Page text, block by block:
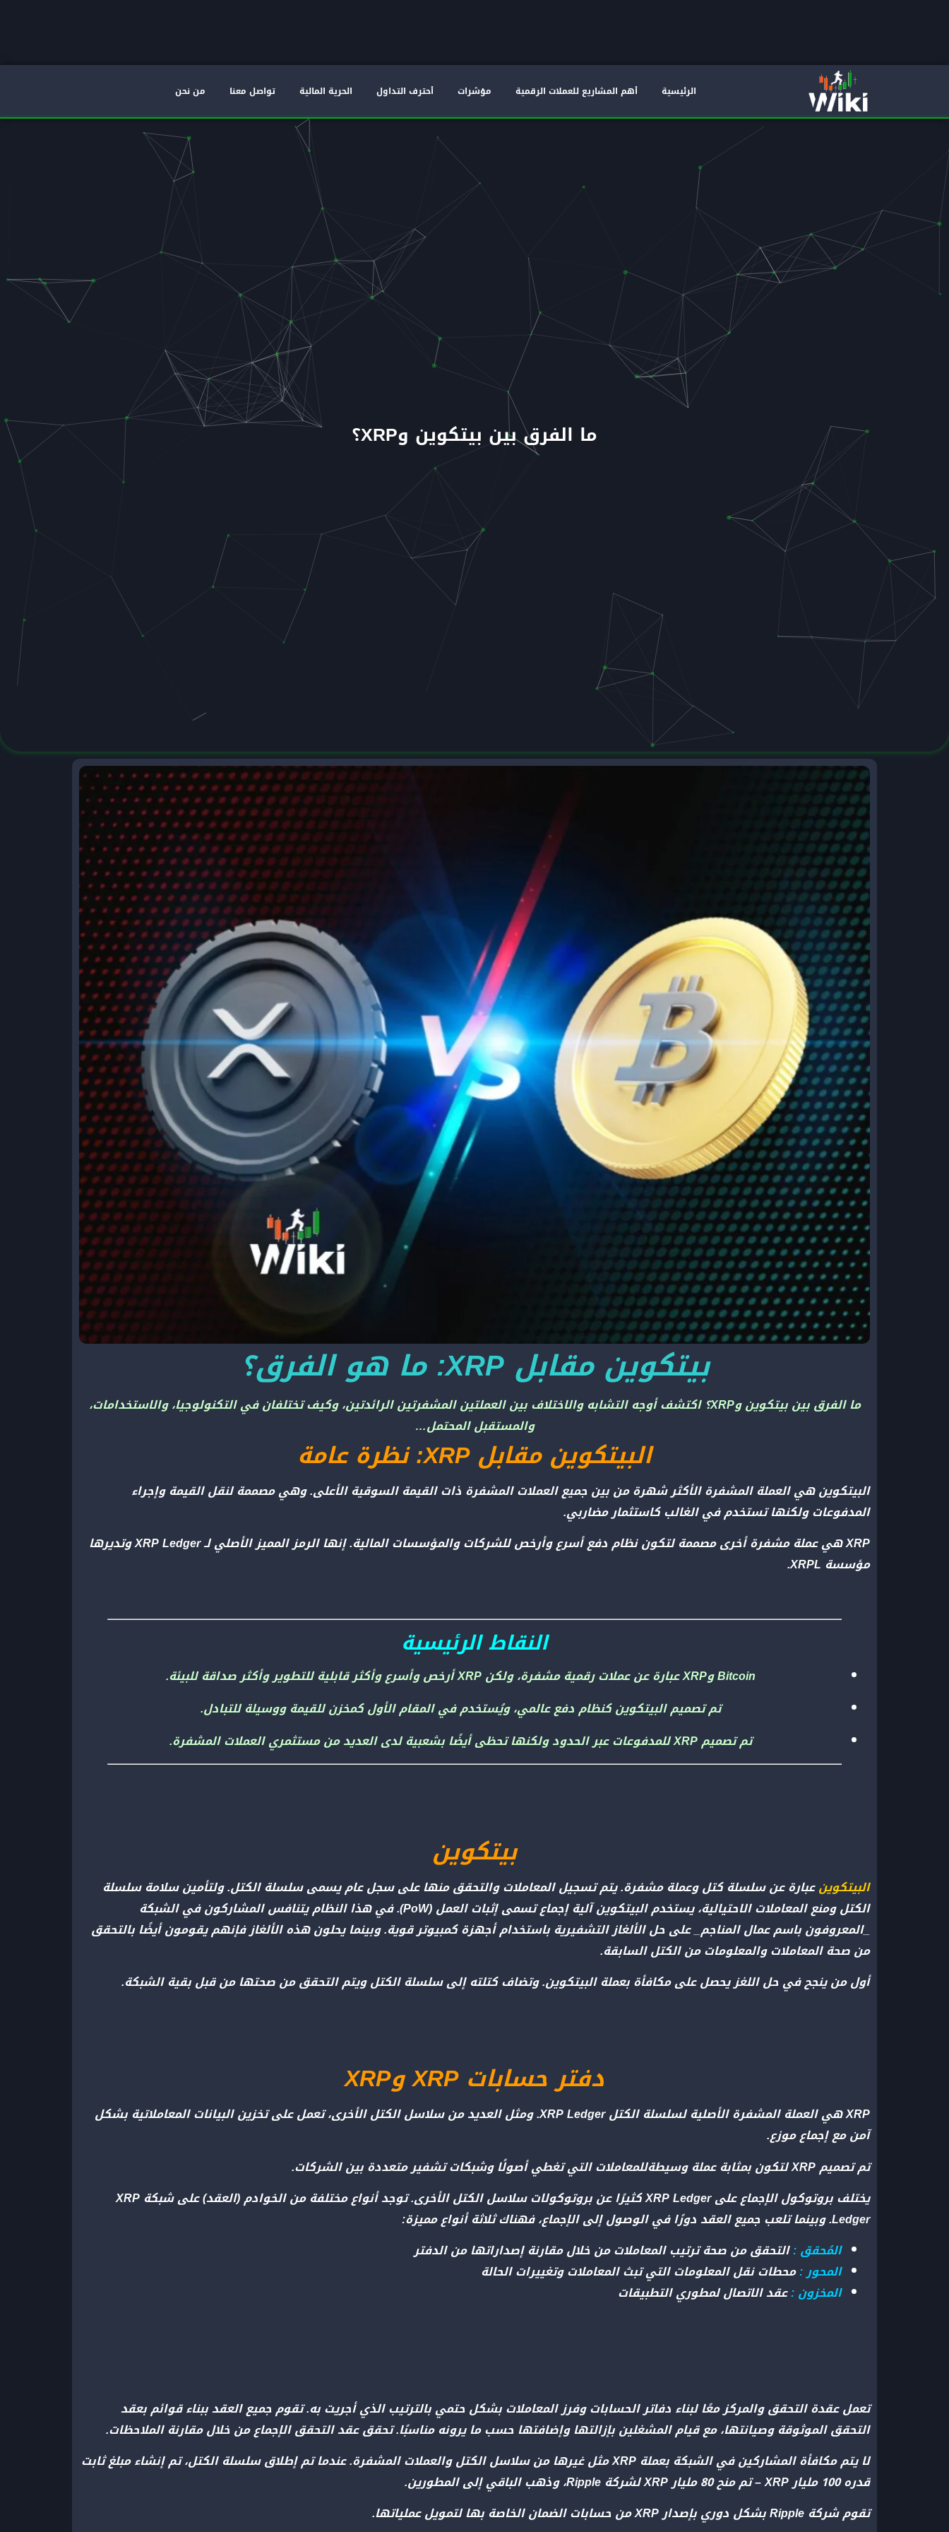
الرئيسية أهم المشاريع للعملات الرقمية مؤشرات أحترف التداول الحرية المالية تواصل معنا من نحن
ما الفرق بين بيتكوين وXRP؟
بيتكوين مقابل XRP: ما هو الفرق؟
ما الفرق بين بيتكوين وXRP؟ اكتشف أوجه التشابه والاختلاف بين العملتين المشفرتين الرائدتين، وكيف تختلفان في التكنولوجيا، والاستخدامات،
والمستقبل المحتمل…
البيتكوين مقابل XRP: نظرة عامة
البيتكوين هي العملة المشفرة الأكثر شهرة من بين جميع العملات المشفرة ذات القيمة السوقية الأعلى. وهي مصممة لنقل القيمة وإجراء
المدفوعات ولكنها تستخدم في الغالب كاستثمار مضاربي.
XRP هي عملة مشفرة أخرى مصممة لتكون نظام دفع أسرع وأرخص للشركات والمؤسسات المالية. إنها الرمز المميز الأصلي لـ XRP Ledger وتديرها
مؤسسة XRPL.
النقاط الرئيسية
Bitcoin وXRP عبارة عن عملات رقمية مشفرة، ولكن XRP أرخص وأسرع وأكثر قابلية للتطوير وأكثر صداقة للبيئة.
تم تصميم البيتكوين كنظام دفع عالمي، ويُستخدم في المقام الأول كمخزن للقيمة ووسيلة للتبادل.
تم تصميم XRP للمدفوعات عبر الحدود ولكنها تحظى أيضًا بشعبية لدى العديد من مستثمري العملات المشفرة.
بيتكوين
البيتكوينعبارة عن سلسلة كتل وعملة مشفرة. يتم تسجيل المعاملات والتحقق منها على سجل عام يسمى سلسلة الكتل. ولتأمين سلامة سلسلة
الكتل ومنع المعاملات الاحتيالية، يستخدم البيتكوين آلية إجماع تسمى إثبات العمل (PoW). في هذا النظام يتنافس المشاركون في الشبكة
_المعروفون باسم عمال المناجم_ على حل الألغاز التشفيرية باستخدام أجهزة كمبيوتر قوية. وبينما يحلون هذه الألغاز فإنهم يقومون أيضًا بالتحقق
من صحة المعاملات والمعلومات من الكتل السابقة.
أول من ينجح في حل اللغز يحصل على مكافأة بعملة البيتكوين. وتضاف كتلته إلى سلسلة الكتل ويتم التحقق من صحتها من قبل بقية الشبكة.
دفتر حسابات XRP وXRP
XRP هي العملة المشفرة الأصلية لسلسلة الكتل XRP Ledger. ومثل العديد من سلاسل الكتل الأخرى، تعمل على تخزين البيانات المعاملاتية بشكل
آمن مع إجماع موزع.
تم تصميم XRP لتكون بمثابة عملة وسيطةللمعاملات التي تغطي أصولًا وشبكات تشفير متعددة بين الشركات.
يختلف بروتوكول الإجماع على XRP Ledger كثيرًا عن بروتوكولات سلاسل الكتل الأخرى. توجد أنواع مختلفة من الخوادم (العقد) على شبكة XRP
Ledger. وبينما تلعب جميع العقد دورًا في الوصول إلى الإجماع، فهناك ثلاثة أنواع مميزة:
المُحقق :التحقق من صحة ترتيب المعاملات من خلال مقارنة إصداراتها من الدفتر
المحور :محطات نقل المعلومات التي تبث المعاملات وتغييرات الحالة
المخزون :عقد الاتصال لمطوري التطبيقات
تعمل عقدة التحقق والمركز معًا لبناء دفاتر الحسابات وفرز المعاملات بشكل حتمي بالترتيب الذي أجريت به. تقوم جميع العقد ببناء قوائم بعقد
التحقق الموثوقة وصيانتها، مع قيام المشغلين بإزالتها وإضافتها حسب ما يرونه مناسبًا. تحقق عقد التحقق الإجماع من خلال مقارنة الملاحظات.
لا يتم مكافأة المشاركين في الشبكة بعملة XRP مثل غيرها من سلاسل الكتل والعملات المشفرة. عندما تم إطلاق سلسلة الكتل، تم إنشاء مبلغ ثابت
قدره 100 مليار XRP – تم منح 80 مليار XRP لشركة Ripple، وذهب الباقي إلى المطورين.
تقوم شركة Ripple بشكل دوري بإصدار XRP من حسابات الضمان الخاصة بها لتمويل عملياتها.